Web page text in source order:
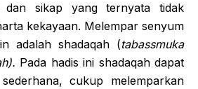
dan sikap yang ternyata tidak
kekayaan. Melempar senyum
adalah shadaqah (tabassmuka
Pada hadis ini shadaqah dapat
cukup melemparkan